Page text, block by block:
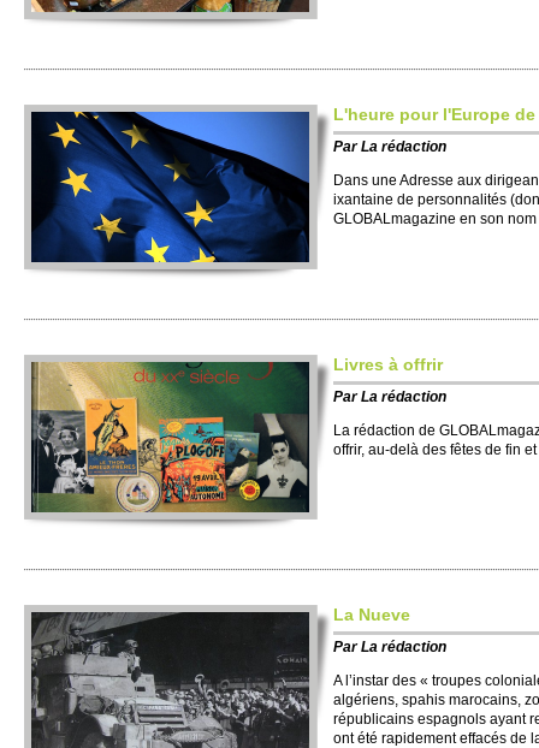
L'heure pour l'Europe
ParLa rédaction
Dans une Adre­sse aux
ixantaine de personnalités
GLOBALmagazine en son
Livres à offrir
ParLa rédaction
La rédaction de
offrir, au-delà des fêtes de fin
La Nueve
ParLa rédaction
A l’instar des « troupes
algériens, spahis marocains,
républicains espagnols ayant
ont été rapidement effacés de